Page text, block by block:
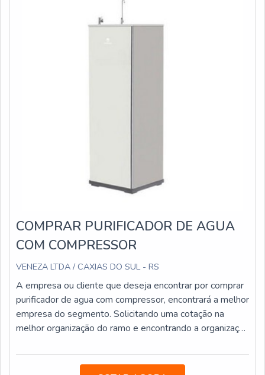
COMPRAR PURIFICADOR DE AGUA
COM COMPRESSOR
VENEZA LTDA / CAXIAS DO SUL - RS
A empresa ou cliente que deseja encontrar por comprar
purificador de agua com compressor, encontrará a melhor
empresa do segmento. Solicitando uma cotação na
melhor organização do ramo e encontrando a organização
purificador de agua com compressor, com os
profissionais especializados da Veneza Filtros o cliente